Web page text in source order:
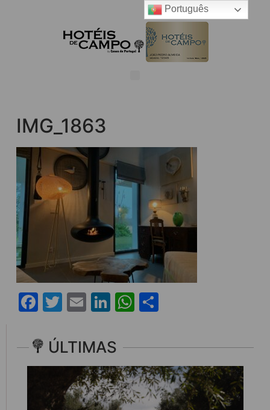
IMG_1863
Facebook
Twitter
EmailLinkedIn
WhatsApp
ÚLTIMAS
Português